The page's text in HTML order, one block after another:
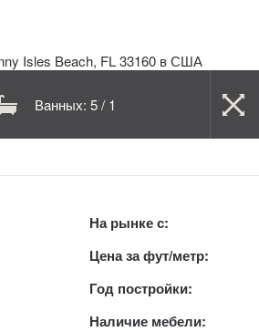
Ванных: 5 / 1
На рынке с:
Цена за фут/метр:
Год постройки:
Наличие мебели: